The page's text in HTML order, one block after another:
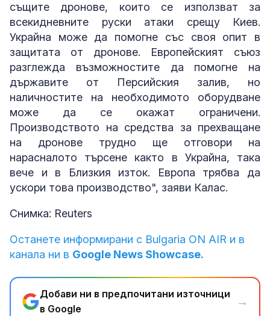
същите дронове, които се използват за
всекидневните руски атаки срещу Киев.
Украйна може да помогне със своя опит в
защитата от дронове. Европейският съюз
разглежда възможностите да помогне на
държавите от Персийския залив, но
наличностите на необходимото оборудване
може да се окажат ограничени.
Производството на средства за прехващане
на дронове трудно ще отговори на
нарасналото търсене както в Украйна, така
вече и в Близкия изток. Европа трябва да
ускори това производство", заяви Калас.
Снимка: Reuters
Останете информирани с Bulgaria ON AIR и в
канала ни в Google News Showcase.
Добави ни в предпочитани източници
в Google
→